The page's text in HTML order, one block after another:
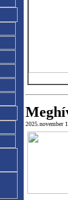
2025.november